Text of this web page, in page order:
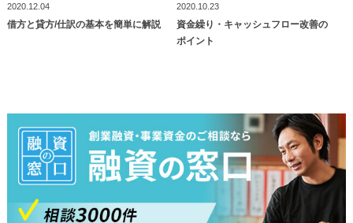
2020.12.04
借方と貸方/仕訳の基本を簡単に解説
2020.10.23
資金繰り・キャッシュフロー改善の
ポイント